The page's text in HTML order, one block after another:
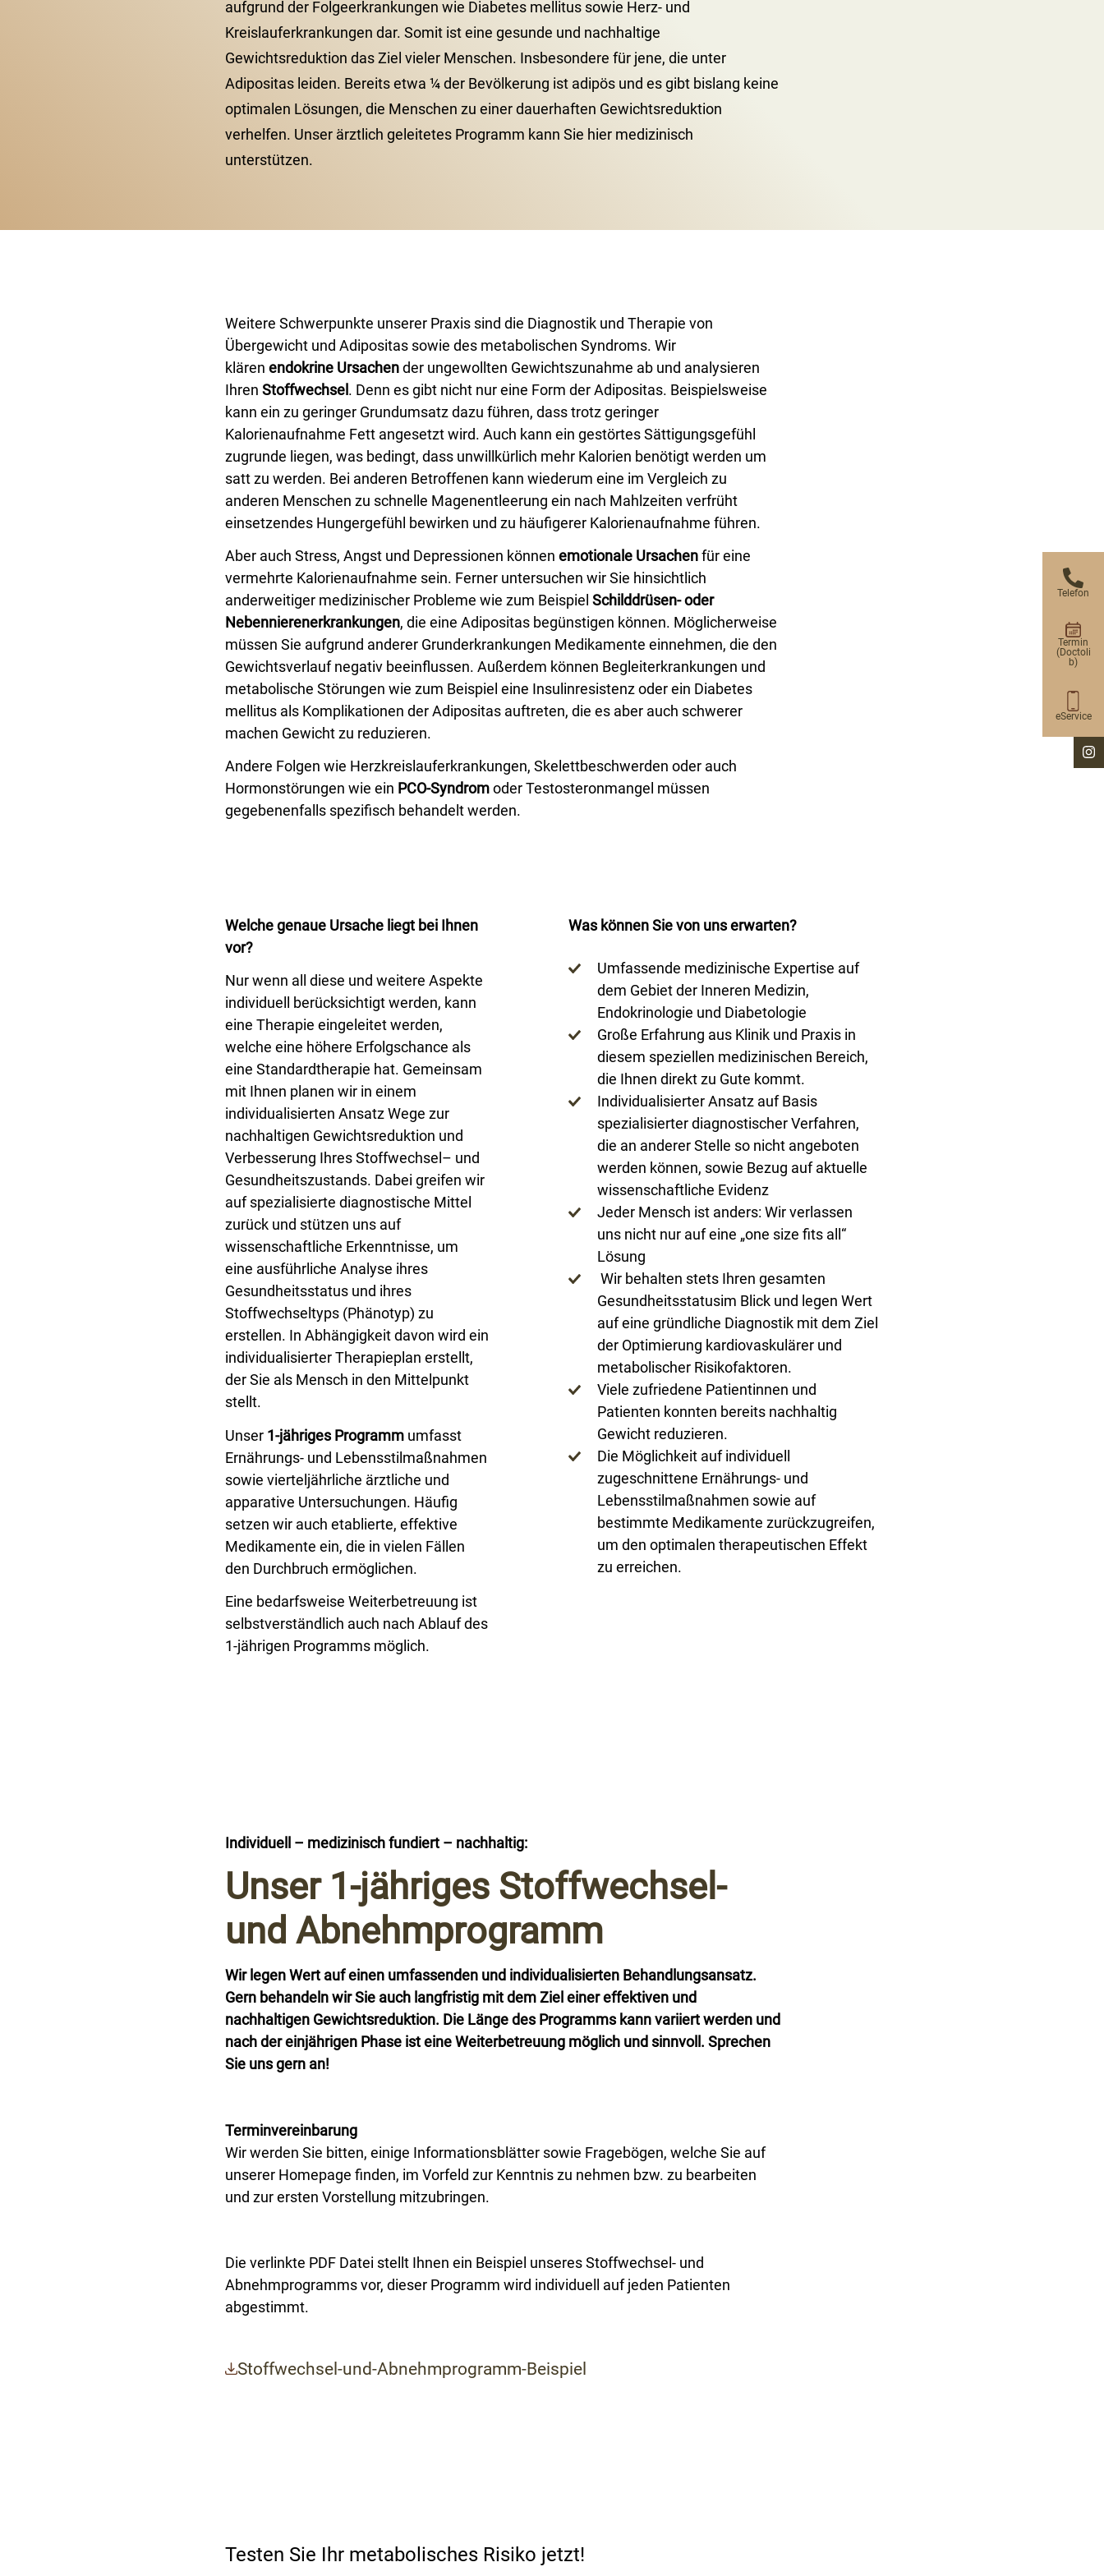
Telefon
Termin
(Doctoli
b)
eService
aufgrund der Folgeerkrankungen wie Diabetes mellitus sowie Herz- und
Kreislauferkrankungen dar. Somit ist eine gesunde und nachhaltige
Gewichtsreduktion das Ziel vieler Menschen. Insbesondere für jene, die unter
Adipositas leiden. Bereits etwa ¼ der Bevölkerung ist adipös und es gibt bislang keine
optimalen Lösungen, die Menschen zu einer dauerhaften Gewichtsreduktion
verhelfen. Unser ärztlich geleitetes Programm kann Sie hier medizinisch
unterstützen.
Weitere Schwerpunkte unserer Praxis sind die Diagnostik und Therapie von
Übergewicht und Adipositas sowie des metabolischen Syndroms. Wir
klären endokrine Ursachender ungewollten Gewichtszunahme ab und analysieren
Ihren Stoffwechsel. Denn es gibt nicht nur eine Form der Adipositas. Beispielsweise
kann ein zu geringer Grundumsatz dazu führen, dass trotz geringer
Kalorienaufnahme Fett angesetzt wird. Auch kann ein gestörtes Sättigungsgefühl
zugrunde liegen, was bedingt, dass unwillkürlich mehr Kalorien benötigt werden um
satt zu werden. Bei anderen Betroffenen kann wiederum eine im Vergleich zu
anderen Menschen zu schnelle Magenentleerung ein nach Mahlzeiten verfrüht
einsetzendes Hungergefühl bewirken und zu häufigerer Kalorienaufnahme führen.
Aber auch Stress, Angst und Depressionen können emotionale Ursachenfür eine
vermehrte Kalorienaufnahme sein. Ferner untersuchen wir Sie hinsichtlich
anderweitiger medizinischer Probleme wie zum Beispiel Schilddrüsen- oder
Nebennierenerkrankungen, die eine Adipositas begünstigen können. Möglicherweise
müssen Sie aufgrund anderer Grunderkrankungen Medikamente einnehmen, die den
Gewichtsverlauf negativ beeinflussen. Außerdem können Begleiterkrankungen und
metabolische Störungen wie zum Beispiel eine Insulinresistenz oder ein Diabetes
mellitus als Komplikationen der Adipositas auftreten, die es aber auch schwerer
machen Gewicht zu reduzieren.
Andere Folgen wie Herzkreislauferkrankungen, Skelettbeschwerden oder auch
Hormonstörungen wie ein PCO-Syndromoder Testosteronmangel müssen
gegebenenfalls spezifisch behandelt werden.
Welche genaue Ursache liegt bei Ihnen
vor?
Nur wenn all diese und weitere Aspekte
individuell berücksichtigt werden, kann
eine Therapie eingeleitet werden,
welche eine höhere Erfolgschance als
eine Standardtherapie hat. Gemeinsam
mit Ihnen planen wir in einem
individualisierten Ansatz Wege zur
nachhaltigen Gewichtsreduktion und
Verbesserung Ihres Stoffwechsel– und
Gesundheitszustands. Dabei greifen wir
auf spezialisierte diagnostische Mittel
zurück und stützen uns auf
wissenschaftliche Erkenntnisse, um
eine ausführliche Analyse ihres
Gesundheitsstatus und ihres
Stoffwechseltyps (Phänotyp) zu
erstellen. In Abhängigkeit davon wird ein
individualisierter Therapieplan erstellt,
der Sie als Mensch in den Mittelpunkt
stellt.
Unser 1-jähriges Programm umfasst
Ernährungs- und Lebensstilmaßnahmen
sowie vierteljährliche ärztliche und
apparative Untersuchungen. Häufig
setzen wir auch etablierte, effektive
Medikamente ein, die in vielen Fällen
den Durchbruch ermöglichen.
Eine bedarfsweise Weiterbetreuung ist
selbstverständlich auch nach Ablauf des
1-jährigen Programms möglich.
Was können Sie von uns erwarten?
Umfassende medizinische Expertise auf
dem Gebiet der Inneren Medizin,
Endokrinologie und Diabetologie
Große Erfahrung aus Klinik und Praxis in
diesem speziellen medizinischen Bereich,
die Ihnen direkt zu Gute kommt.
Individualisierter Ansatz auf Basis
spezialisierter diagnostischer Verfahren,
die an anderer Stelle so nicht angeboten
werden können, sowie Bezug auf aktuelle
wissenschaftliche Evidenz
Jeder Mensch ist anders: Wir verlassen
uns nicht nur auf eine „one size fits all“
Lösung
Wir behalten stets Ihren gesamten
Gesundheitsstatusim Blick und legen Wert
auf eine gründliche Diagnostik mit dem Ziel
der Optimierung kardiovaskulärer und
metabolischer Risikofaktoren.
Viele zufriedene Patientinnen und
Patienten konnten bereits nachhaltig
Gewicht reduzieren.
Die Möglichkeit auf individuell
zugeschnittene Ernährungs- und
Lebensstilmaßnahmen sowie auf
bestimmte Medikamente zurückzugreifen,
um den optimalen therapeutischen Effekt
zu erreichen.
Individuell – medizinisch fundiert – nachhaltig:
Unser 1-jähriges Stoffwechsel-
und Abnehmprogramm
Wir legen Wert auf einen umfassenden und individualisierten Behandlungsansatz.
Gern behandeln wir Sie auch langfristig mit dem Ziel einer effektiven und
nachhaltigen Gewichtsreduktion. Die Länge des Programms kann variiert werden und
nach der einjährigen Phase ist eine Weiterbetreuung möglich und sinnvoll. Sprechen
Sie uns gern an!
Terminvereinbarung
Wir werden Sie bitten, einige Informationsblätter sowie Fragebögen, welche Sie auf
unserer Homepage finden, im Vorfeld zur Kenntnis zu nehmen bzw. zu bearbeiten
und zur ersten Vorstellung mitzubringen.
Die verlinkte PDF Datei stellt Ihnen ein Beispiel unseres Stoffwechsel- und
Abnehmprogramms vor, dieser Programm wird individuell auf jeden Patienten
abgestimmt.
Stoffwechsel-und-Abnehmprogramm-Beispiel
Testen Sie Ihr metabolisches Risiko jetzt!